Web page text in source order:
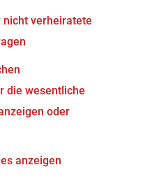
verheiratete
die wesentliche
oder
anzeigen